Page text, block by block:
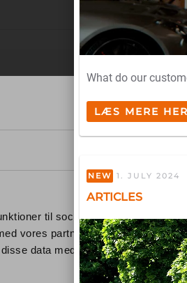
til sociale medier og til at
vores partnere inden for sociale
data med andre oplysninger, du
What do our
LÆS MERE HER
NEW 1. JULY 2024
ARTICLES